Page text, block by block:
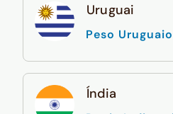
Uruguai
Peso
Índia